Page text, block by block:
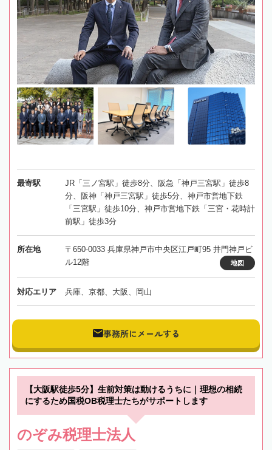
最寄駅
JR「三ノ宮駅」徒歩8分、阪急「神戸三宮駅」徒歩8
分、阪神「神戸三宮駅」徒歩5分、神戸市営地下鉄
「三宮駅」徒歩10分、神戸市営地下鉄「三宮・花時計
前駅」徒歩3分
所在地
〒650-0033 兵庫県神戸市中央区江戸町95 井門神戸ビ
ル12階
地図
対応エリア 兵庫、京都、大阪、岡山
事務所にメールする
【大阪駅徒歩5分】生前対策は動けるうちに｜理想の相続
にするため国税OB税理士たちがサポートします
のぞみ税理士法人